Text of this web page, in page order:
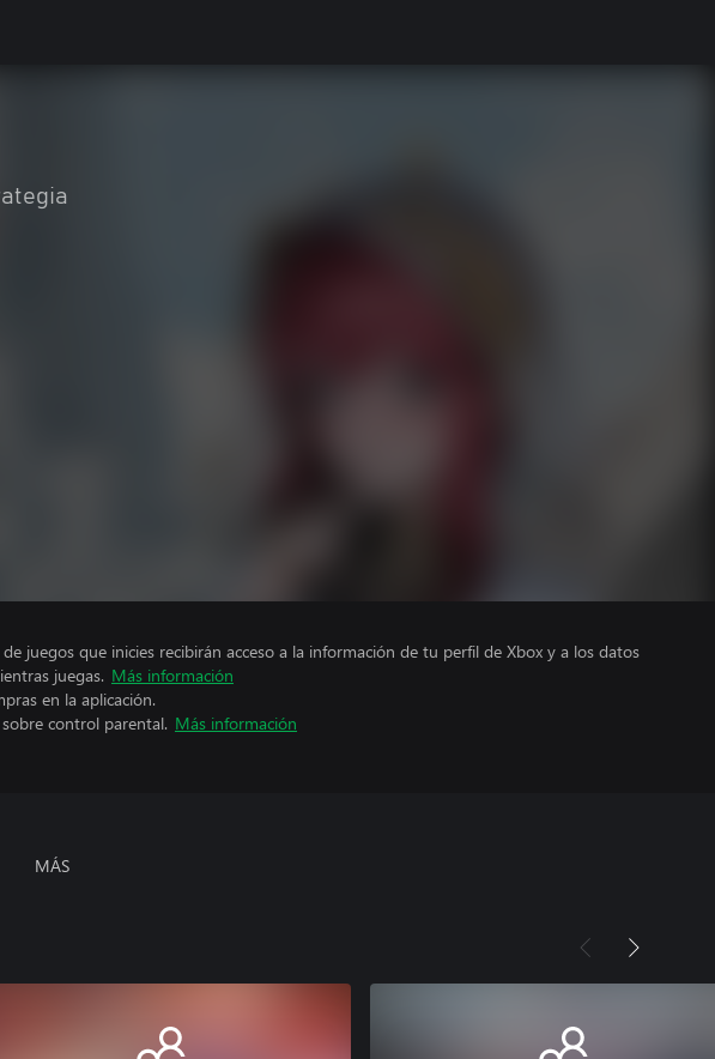
juegos que inicies recibirán acceso a la información de tu perfil de Xbox y a los datos
juegas. Más información
en la aplicación.
control parental. Más información
MÁS